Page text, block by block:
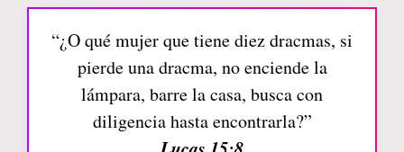
“¿O qué mujer que tiene diez dracmas, si
pierde una dracma, no enciende la
lámpara, barre la casa, busca con
diligencia hasta encontrarla?”